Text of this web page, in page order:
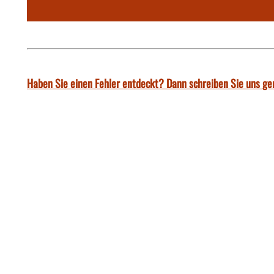
Haben Sie einen Fehler entdeckt? Dann schreiben Sie uns